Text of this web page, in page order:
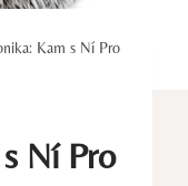
Kam s Ní Pro
Ní Pro